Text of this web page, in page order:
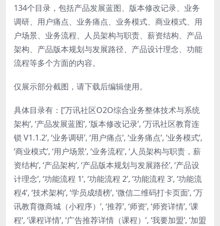
134个目录，包括产品发展蓝图、版本修改记录、业务
调研、用户痛点、业务痛点、业务模式、商业模式、用
户场景、业务流程、人员架构与职责、薪资结构、产品
架构、产品版本规划与发展路径、产品设计理念、功能
流程等多个方面的内容。
仅展示部分截图，请下载后编辑使用。
具体目录有：[‘万讯社区O2O综合业务整体技术与系统
架构’, ‘产品发展蓝图’, ‘版本修改记录’, ‘万讯社区教育连
锁 V1.1.2’, ‘业务调研’, ‘用户痛点’, ‘业务痛点’, ‘业务模式’,
‘商业模式’, ‘用户场景’, ‘业务流程’, ‘人员架构与职责，薪
资结构’, ‘产品架构’, ‘产品版本规划与发展路径’, ‘产品设
计理念’, ‘功能流程 1’, ‘功能流程 2’, ‘功能流程 3’, ‘功能流
程4’, ‘技术架构’, ‘学员成绩榜’, ‘微信二维码打卡页面’, ‘万
讯教育微商城（小程序）’, ‘推荐’, ‘师资’, ‘师资详情’, ‘课
程’, ‘课程详情’, ‘广告推荐详情（课程）’, ‘我要加盟’, ‘加盟